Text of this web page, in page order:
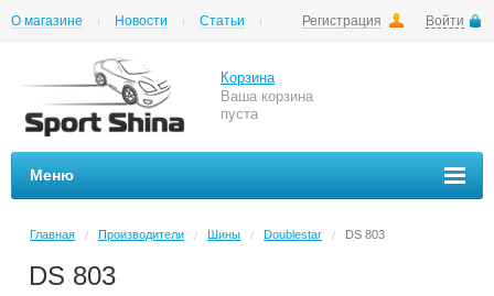
Регистрация Войти
О магазине Новости
Статьи
Корзина
Ваша корзина
пуста
Меню
Главная / Производители / Шины / Doublestar / DS 803
DS 803